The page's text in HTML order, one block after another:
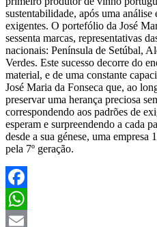
sustentabilidade, após uma análise
exigentes. O portefólio da José
sessenta marcas, representativas
nacionais: Península de Setúbal,
Verdes. Este sucesso decorre do
material, e de uma constante
José Maria da Fonseca que, ao
preservar uma herança preciosa
correspondendo aos padrões de
esperam e surpreendendo a cada
desde a sua génese, uma
pela 7º geração.
Facebook
WhatsApp